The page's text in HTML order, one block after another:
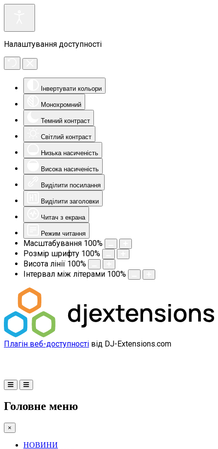
Налаштування доступності
Інвертувати кольори
Монохромний
Темний контраст
Світлий контраст
Низька насиченість
Висока насиченість
Виділити посилання
Виділити заголовки
Читач з екрана
Режим читання
Масштабування 100%
Розмір шрифту 100%
Висота лінії 100%
Інтервал між літерами 100%
Плагін веб-доступності від DJ-Extensions.com
Головне меню
×
НОВИНИ